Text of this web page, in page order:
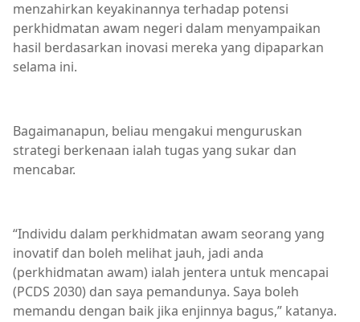
menzahirkan keyakinannya terhadap potensi
perkhidmatan awam negeri dalam menyampaikan
hasil berdasarkan inovasi mereka yang dipaparkan
selama ini.
Bagaimanapun, beliau mengakui menguruskan
strategi berkenaan ialah tugas yang sukar dan
mencabar.
“Individu dalam perkhidmatan awam seorang yang
inovatif dan boleh melihat jauh, jadi anda
(perkhidmatan awam) ialah jentera untuk mencapai
(PCDS 2030) dan saya pemandunya. Saya boleh
memandu dengan baik jika enjinnya bagus,” katanya.